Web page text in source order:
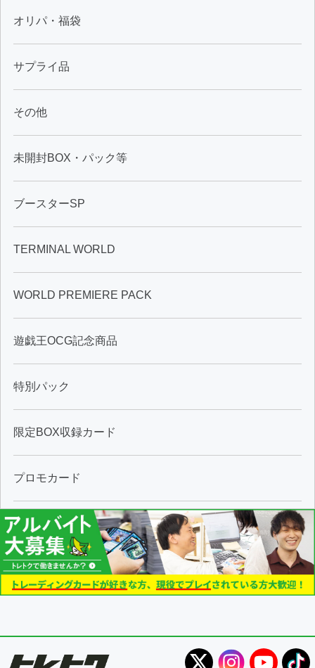
オリパ・福袋
サプライ品
その他
未開封BOX・パック等
ブースターSP
TERMINAL WORLD
WORLD PREMIERE PACK
遊戯王OCG記念商品
特別パック
限定BOX収録カード
プロモカード